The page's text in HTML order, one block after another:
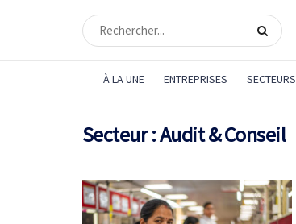
À LA UNE ENTREPRISES SECTEURS
Secteur :Audit & Conseil